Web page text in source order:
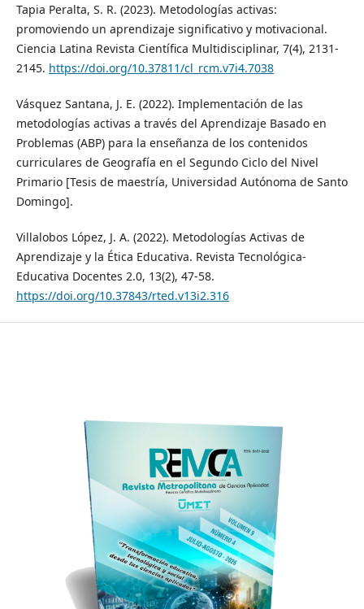
Tapia Peralta, S. R. (2023). Metodologías activas:
promoviendo un aprendizaje significativo y motivacional.
Ciencia Latina Revista Científica Multidisciplinar, 7(4), 2131-
2145. https://doi.org/10.37811/cl_rcm.v7i4.7038
Vásquez Santana, J. E. (2022). Implementación de las
metodologías activas a través del Aprendizaje Basado en
Problemas (ABP) para la enseñanza de los contenidos
curriculares de Geografía en el Segundo Ciclo del Nivel
Primario [Tesis de maestría, Universidad Autónoma de Santo
Domingo].
Villalobos López, J. A. (2022). Metodologías Activas de
Aprendizaje y la Ética Educativa. Revista Tecnológica-
Educativa Docentes 2.0, 13(2), 47-58.
https://doi.org/10.37843/rted.v13i2.316